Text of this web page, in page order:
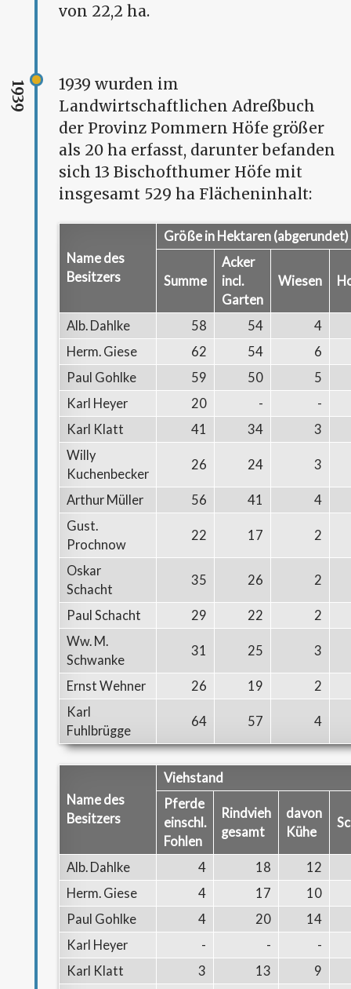
von 22,2 ha.
1939
1939 wurden im
Landwirtschaftlichen Adreßbuch
der Provinz Pommern Höfe größer
als 20 ha erfasst, darunter befanden
sich 13 Bischofthumer Höfe mit
insgesamt 529 ha Flächeninhalt:
Name des
Besitzers
Größe in Hektaren (abgerundet)
Summe
Acker
incl.
Garten
Wiesen
Alb. Dahlke 58 54
4
Herm. Giese
62 54
6
Paul Gohlke
59 50
5
Karl Heyer
20 -
-
Karl Klatt
41 34
3
Willy
Kuchenbecker
26 24 3
Arthur Müller 56 41
4
Gust.
Prochnow
22 17 2
Oskar
Schacht
35 26 2
Paul Schacht 29 22
2
Ww. M.
Schwanke
31 25 3
Ernst Wehner 26 19
2
Karl
Fuhlbrügge
64 57 4
Name des
Besitzers
Viehstand
Pferde
einschl.
Fohlen
Rindvieh
gesamt
davon
Kühe
Alb. Dahlke 4 18
12
Herm. Giese
4 17
10
Paul Gohlke
4 20
14
Karl Heyer
- -
-
Karl Klatt
3 13 9